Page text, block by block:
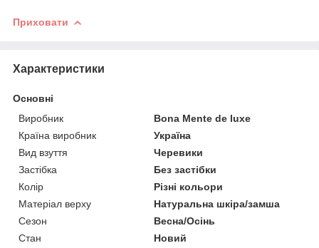
Приховати
Характеристики
Основні
Виробник
Bona Mente de luxe
Країна виробник
Україна
Вид взуття
Черевики
Застібка
Без застібки
Колір
Різні кольори
Матеріал верху
Натуральна шкіра/замша
Сезон
Весна/Осінь
Стан
Новий